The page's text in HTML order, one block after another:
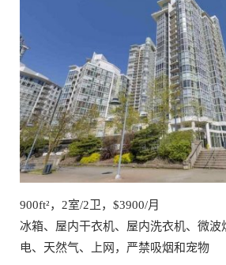
900ft²，2室/2卫，$3900/月
冰箱、屋内干衣机、屋内洗衣机、微波
电、天然气、上网，严禁吸烟和宠物